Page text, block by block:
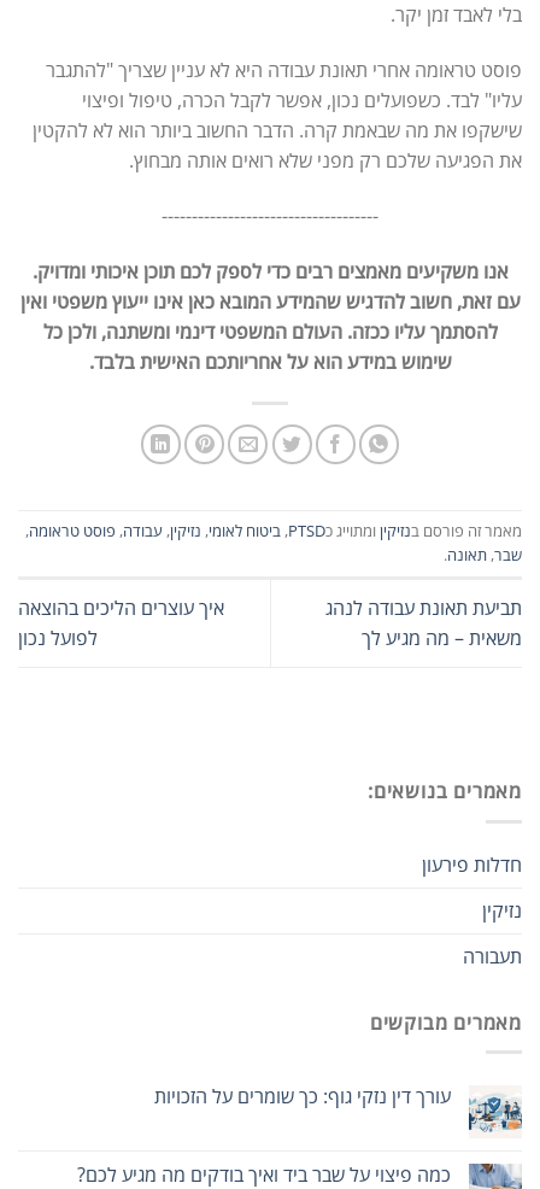
מאמרים בנושאים:
חדלות פירעון
נזיקין
תעבורה
מאמרים מבוקשים
עורך דין נזקי גוף: כך שומרים על הזכויות
כמה פיצוי על שבר ביד ואיך בודקים מה מגיע לכם?
בלי לאבד זמן יקר.
פוסט טראומה אחרי תאונת עבודה היא לא עניין שצריך "להתגבר
עליו" לבד. כשפועלים נכון, אפשר לקבל הכרה, טיפול ופיצוי
שישקפו את מה שבאמת קרה. הדבר החשוב ביותר הוא לא להקטין
את הפגיעה שלכם רק מפני שלא רואים אותה מבחוץ.
------------------------------------
אנו משקיעים מאמצים רבים כדי לספק לכם תוכן איכותי ומדויק.
עם זאת, חשוב להדגיש שהמידע המובא כאן אינו ייעוץ משפטי ואין
להסתמך עליו ככזה. העולם המשפטי דינמי ומשתנה, ולכן כל
שימוש במידע הוא על אחריותכם האישית בלבד.
מאמר זה פורסם בנזיקיןומתוייג כPTSD
, ביטוח לאומי, נזיקין, עבודה, פוסט טראומה,
שבר, תאונה.
תביעת תאונת עבודה לנהג
משאית – מה מגיע לך
איך עוצרים הליכים בהוצאה
לפועל נכון